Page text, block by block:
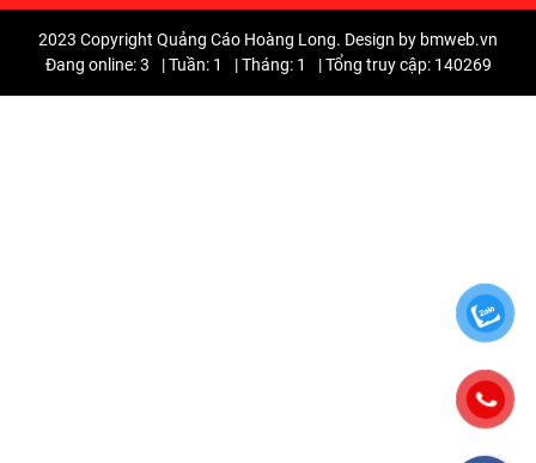
2023 Copyright Quảng Cáo Hoàng Long. Design by bmweb.vn
Đang online: 3
|Tuần: 1 |Tháng: 1 |Tổng truy cập: 140269